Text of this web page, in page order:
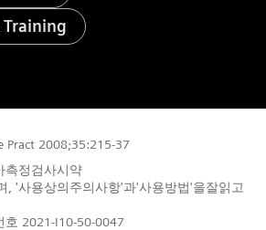
Pract 2008;35:215-37
측정검사시약
, '사용상의주의사항'과'사용방법'을잘읽고
호 2021-I10-50-0047